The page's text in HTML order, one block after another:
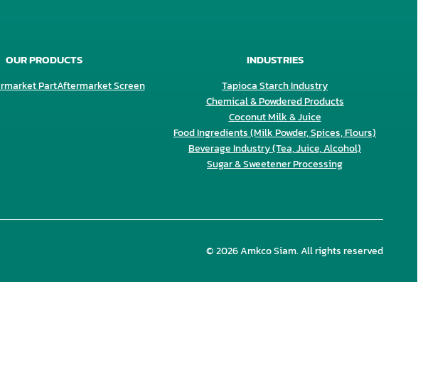
OUR PRODUCTS
PartAftermarket Screen
INDUSTRIES
Tapioca Starch Industry
Chemical & Powdered Products
Coconut Milk & Juice
Food Ingredients (Milk Powder, Spices, Flours)
Beverage Industry (Tea, Juice, Alcohol)
Sugar & Sweetener Processing
© 2026 Amkco Siam. All rights reserved